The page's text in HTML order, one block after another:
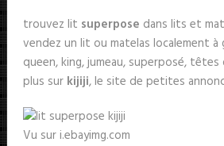
trouvez lit superpose dans lits et
vendez un lit ou matelas localement à
queen, king, jumeau, superposé,
plus sur kijiji, le site de petites
Vu sur i.ebayimg.com